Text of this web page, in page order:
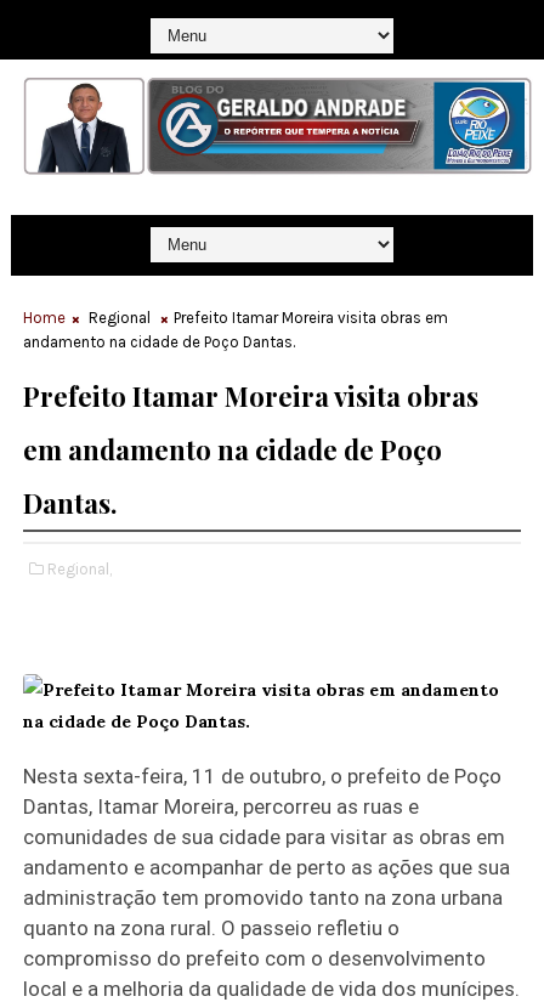
Home Regional
Prefeito Itamar Moreira visita obras em
andamento na cidade de Poço Dantas.
Prefeito Itamar Moreira visita obras
em andamento na cidade de Poço
Dantas.
Regional,
Nesta sexta-feira, 11 de outubro, o prefeito de Poço
Dantas, Itamar Moreira, percorreu as ruas e
comunidades de sua cidade para visitar as obras em
andamento e acompanhar de perto as ações que sua
administração tem promovido tanto na zona urbana
quanto na zona rural. O passeio refletiu o
compromisso do prefeito com o desenvolvimento
local e a melhoria da qualidade de vida dos munícipes.